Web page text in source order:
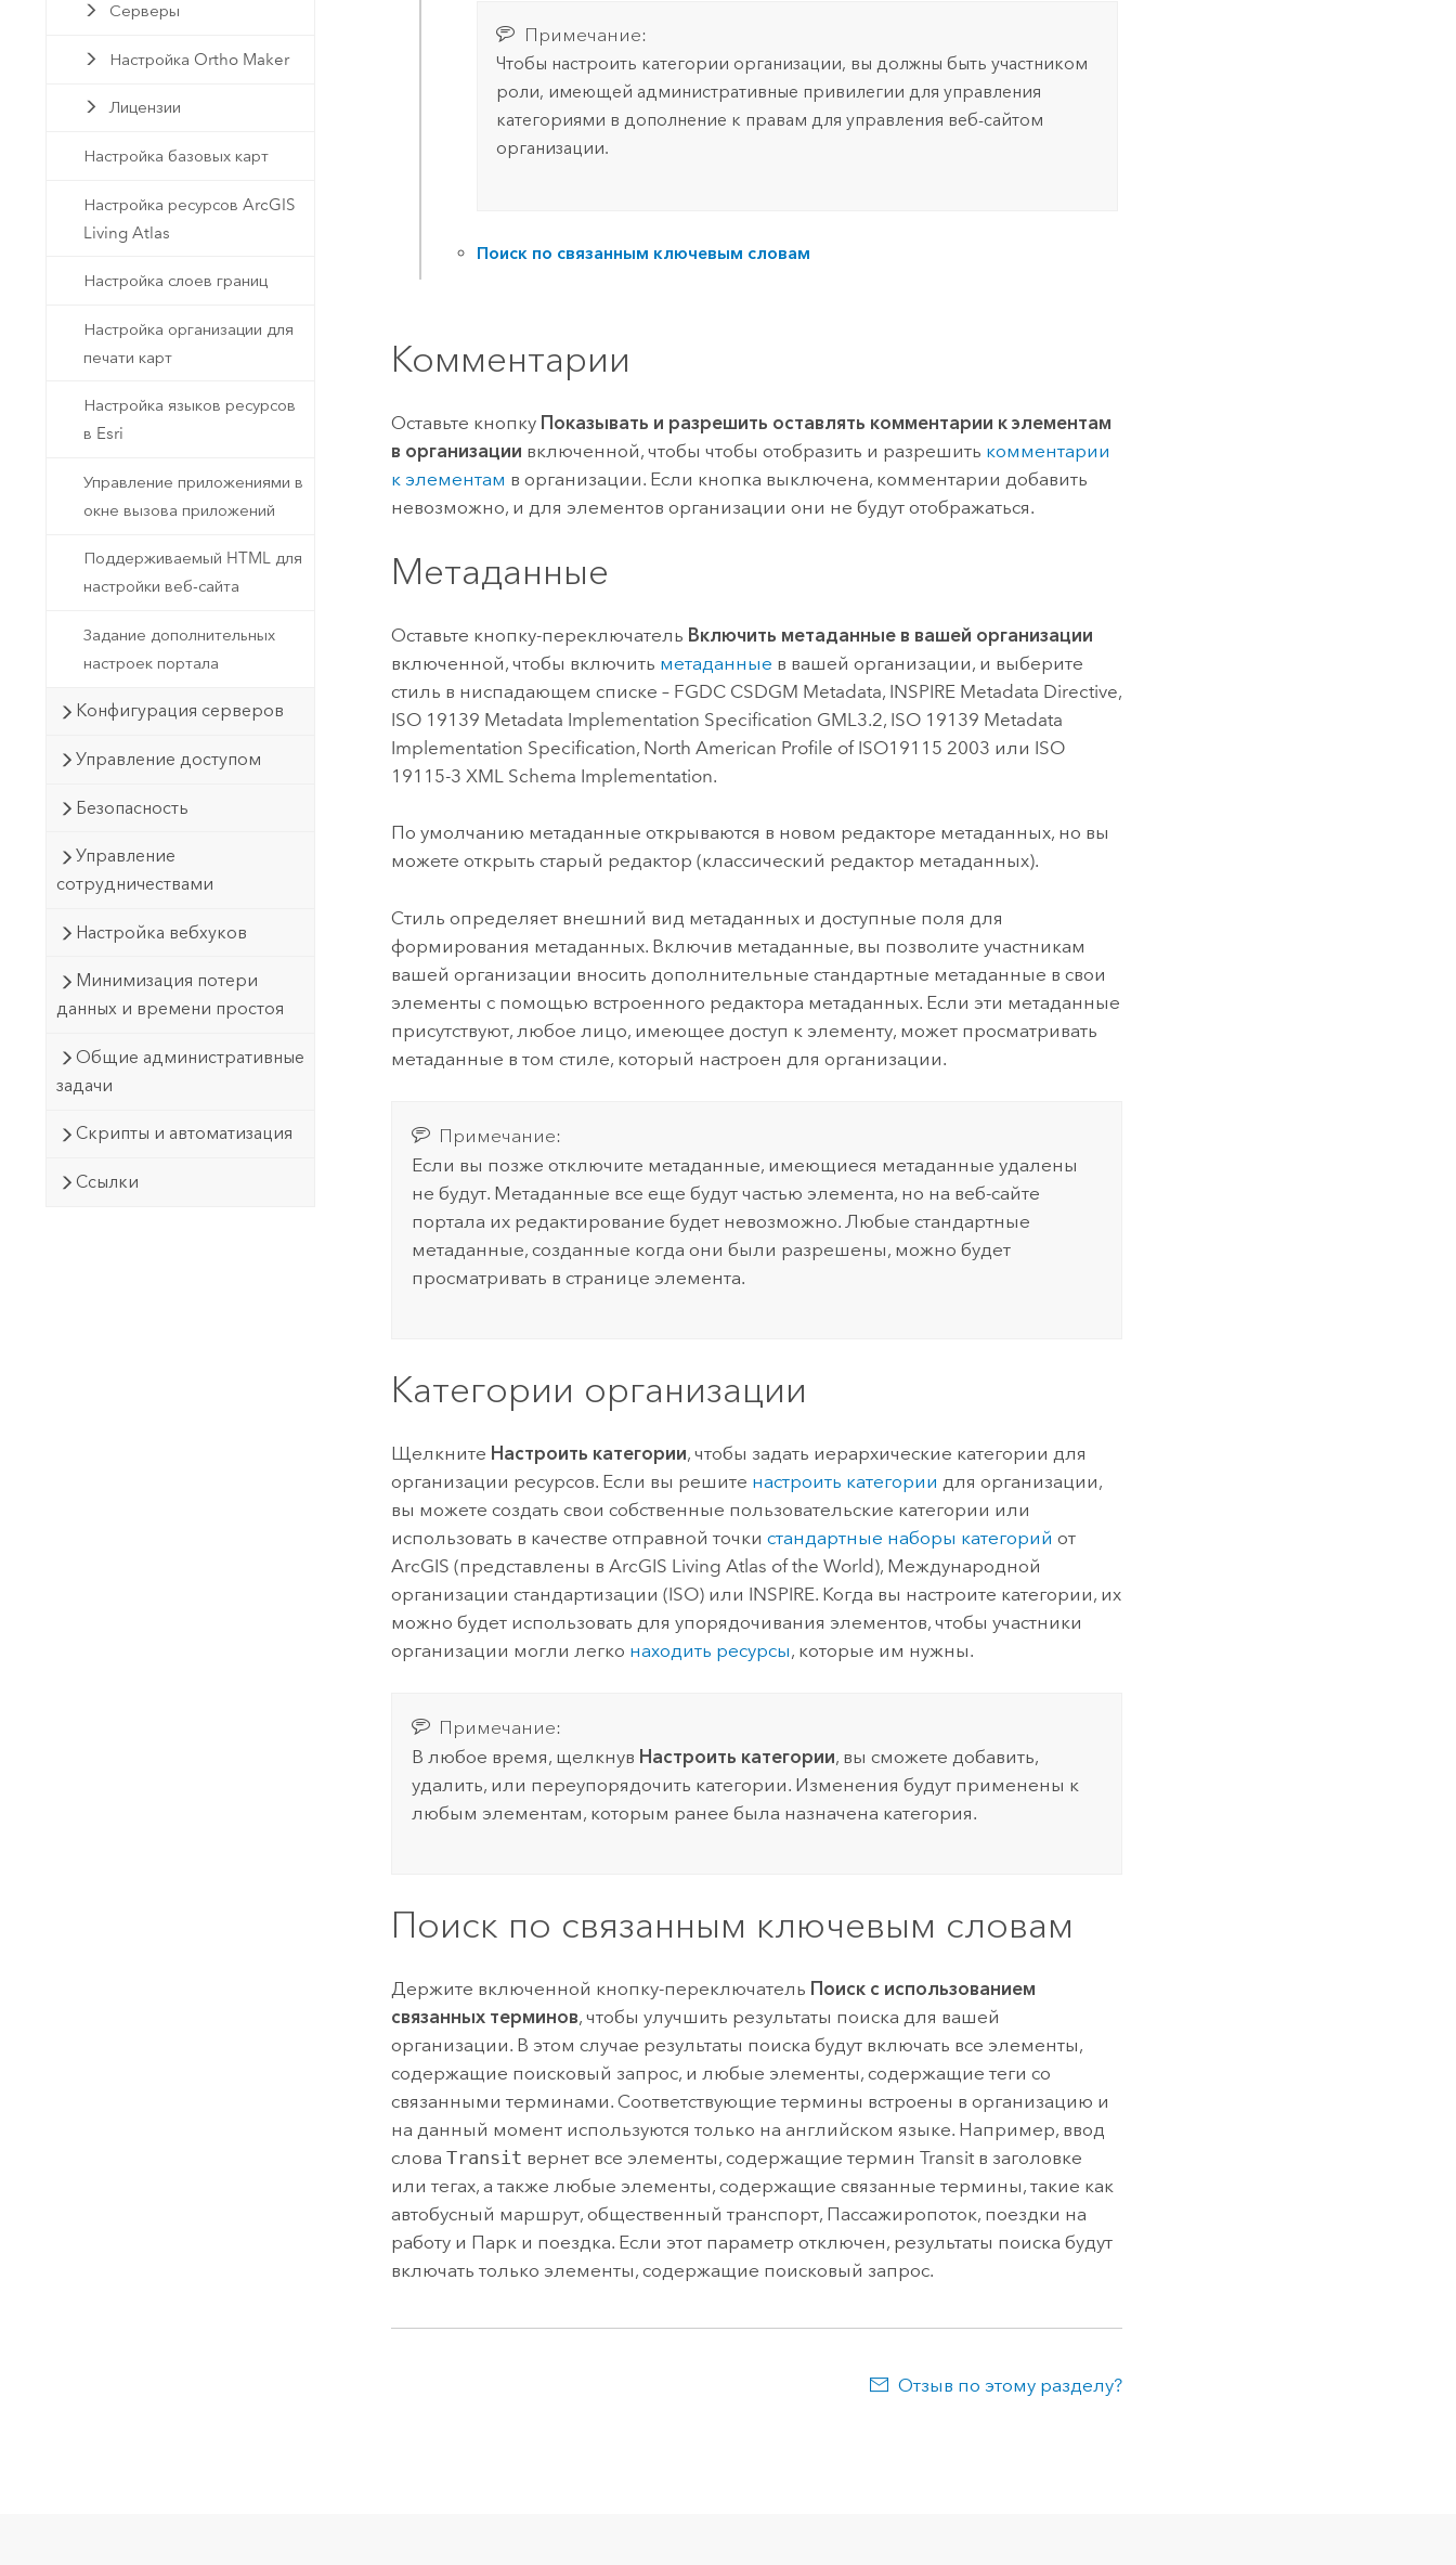
Серверы
Настройка Ortho Maker
Лицензии
Настройка базовых карт
Настройка ресурсов ArcGIS
Living Atlas
Настройка слоев границ
Настройка организации для
печати карт
Настройка языков ресурсов
в Esri
Управление приложениями в
окне вызова приложений
Поддерживаемый HTML для
настройки веб-сайта
Задание дополнительных
настроек портала
Конфигурация серверов
Управление доступом
Безопасность
Управление
сотрудничествами
Настройка вебхуков
Минимизация потери
данных и времени простоя
Общие административные
задачи
Скрипты и автоматизация
Ссылки
Примечание:
Чтобы настроить категории организации, вы должны быть участником
роли, имеющей административные привилегии для управления
категориями в дополнение к правам для управления веб-сайтом
организации.
Поиск по связанным ключевым словам
Комментарии
Оставьте кнопку Показывать и разрешить оставлять комментарии к элементам
в организации включенной, чтобы чтобы отобразить и разрешить комментарии
к элементам в организации. Если кнопка выключена, комментарии добавить
невозможно, и для элементов организации они не будут отображаться.
Метаданные
Оставьте кнопку-переключатель Включить метаданные в вашей организации
включенной, чтобы включить метаданные в вашей организации, и выберите
стиль в ниспадающем списке – FGDC CSDGM Metadata, INSPIRE Metadata Directive,
ISO 19139 Metadata Implementation Specification GML3.2, ISO 19139 Metadata
Implementation Specification, North American Profile of ISO19115 2003 или ISO
19115-3 XML Schema Implementation.
По умолчанию метаданные открываются в новом редакторе метаданных, но вы
можете открыть старый редактор (классический редактор метаданных).
Стиль определяет внешний вид метаданных и доступные поля для
формирования метаданных. Включив метаданные, вы позволите участникам
вашей организации вносить дополнительные стандартные метаданные в свои
элементы с помощью встроенного редактора метаданных. Если эти метаданные
присутствуют, любое лицо, имеющее доступ к элементу, может просматривать
метаданные в том стиле, который настроен для организации.
Примечание:
Если вы позже отключите метаданные, имеющиеся метаданные удалены
не будут. Метаданные все еще будут частью элемента, но на веб-сайте
портала их редактирование будет невозможно. Любые стандартные
метаданные, созданные когда они были разрешены, можно будет
просматривать в странице элемента.
Категории организации
Щелкните Настроить категории, чтобы задать иерархические категории для
организации ресурсов. Если вы решите настроить категории для организации,
вы можете создать свои собственные пользовательские категории или
использовать в качестве отправной точкистандартные наборы категорий от
ArcGIS (представлены вArcGIS Living Atlas of the World), Международной
организации стандартизации (ISO) или INSPIRE. Когда вы настроите категории, их
можно будет использовать для упорядочивания элементов, чтобы участники
организации могли легко находить ресурсы, которые им нужны.
Примечание:
В любое время, щелкнув Настроить категории, вы сможете добавить,
удалить, или переупорядочить категории. Изменения будут применены к
любым элементам, которым ранее была назначена категория.
Поиск по связанным ключевым словам
Держите включенной кнопку-переключатель Поиск с использованием
связанных терминов, чтобы улучшить результаты поиска для вашей
организации. В этом случае результаты поиска будут включать все элементы,
содержащие поисковый запрос, и любые элементы, содержащие теги со
связанными терминами. Соответствующие термины встроены в организацию и
на данный момент используются только на английском языке. Например, ввод
словаTransit вернет все элементы, содержащие термин Transit в заголовке
или тегах, а также любые элементы, содержащие связанные термины, такие как
автобусный маршрут, общественный транспорт, Пассажиропоток, поездки на
работу и Парк и поездка. Если этот параметр отключен, результаты поиска будут
включать только элементы, содержащие поисковый запрос.
Отзыв по этому разделу?